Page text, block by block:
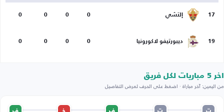
17 إلتشي 0
0
0
0
19 ديبورتيفو لاكورونيا 0
0
0
0
اخر 5 مباريات لكل فريق
من اليمين: آخر مباراة · اضغط على الحرف لعرض التفاصيل